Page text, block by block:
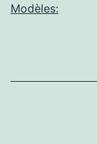
Modèles: